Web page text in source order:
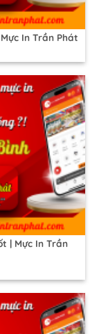
In Trần Phát
| Mực In Trần